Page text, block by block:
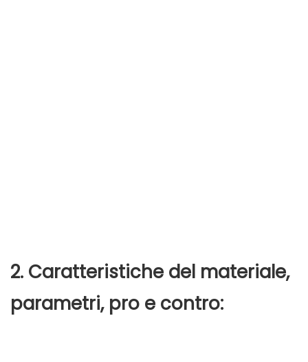
2. Caratteristiche del materiale,
parametri, pro e contro: